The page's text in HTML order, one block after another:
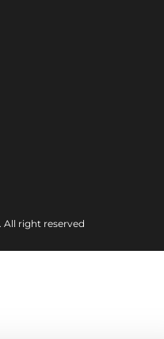
All right reserved